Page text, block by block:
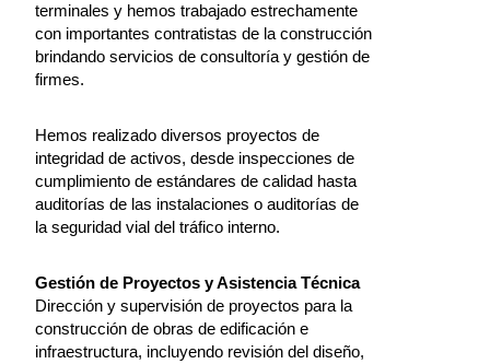
terminales y hemos trabajado estrechamente
con importantes contratistas de la construcción
brindando servicios de consultoría y gestión de
firmes.
Hemos realizado diversos proyectos de
integridad de activos, desde inspecciones de
cumplimiento de estándares de calidad hasta
auditorías de las instalaciones o auditorías de
la seguridad vial del tráfico interno.
Gestión de Proyectos y Asistencia Técnica
Dirección y supervisión de proyectos para la
construcción de obras de edificación e
infraestructura, incluyendo revisión del diseño,